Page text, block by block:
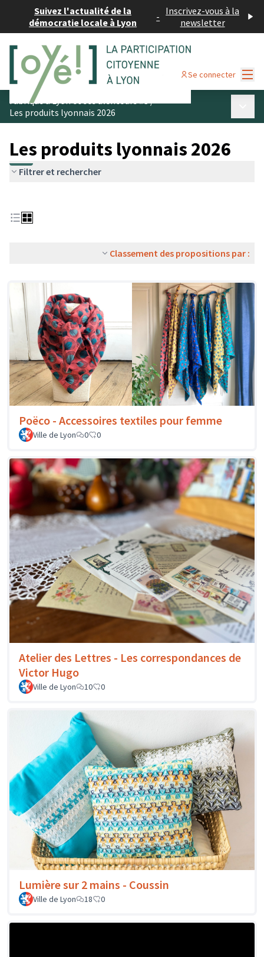
Suivez l'actualité de la
démocratie locale à Lyon
- Inscrivez-vous à la
newsletter
Se connecter
Fabriqué à Lyon et ses alentours #3/
Les produits lyonnais 2026
Les produits lyonnais 2026
Filtrer et rechercher
Classement des propositions par :
Poëco - Accessoires textiles pour femme
Ville de Lyon 0 0
Atelier des Lettres - Les correspondances de
Victor Hugo
Ville de Lyon 10 0
Lumière sur 2 mains - Coussin
Ville de Lyon 18 0